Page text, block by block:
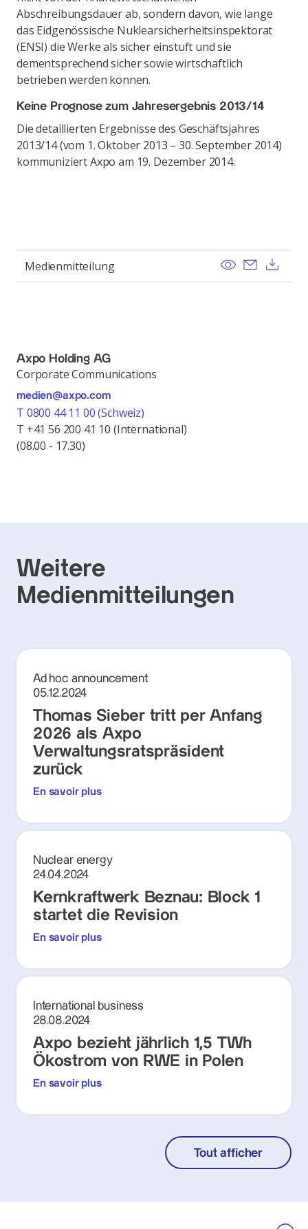
Abschreibungsdauer ab, sondern davon, wie lange
das Eidgenössische Nuklearsicherheitsinspektorat
(ENSI) die Werke als sicher einstuft und sie
dementsprechend sicher sowie wirtschaftlich
betrieben werden können.
Keine Prognose zum Jahresergebnis 2013/14
Die detaillierten Ergebnisse des Geschäftsjahres
2013/14 (vom 1. Oktober 2013 – 30. September 2014)
kommuniziert Axpo am 19. Dezember 2014.
Medienmitteilung View Send
Axpo Holding AG
Corporate Communications
medien@axpo.com
T 0800 44 11 00 (Schweiz)
T +41 56 200 41 10 (International)
(08.00 - 17.30)
Weitere
Medienmitteilungen
Ad hoc announcement
05.12.2024
Thomas Sieber tritt per Anfang
2026 als Axpo
Verwaltungsratspräsident
zurück
En savoir plus
Nuclear energy
24.04.2024
Kernkraftwerk Beznau: Block 1
startet die Revision
En savoir plus
International business
28.08.2024
Axpo bezieht jährlich 1,5 TWh
Ökostrom von RWE in Polen
En savoir plus
Tout afficher